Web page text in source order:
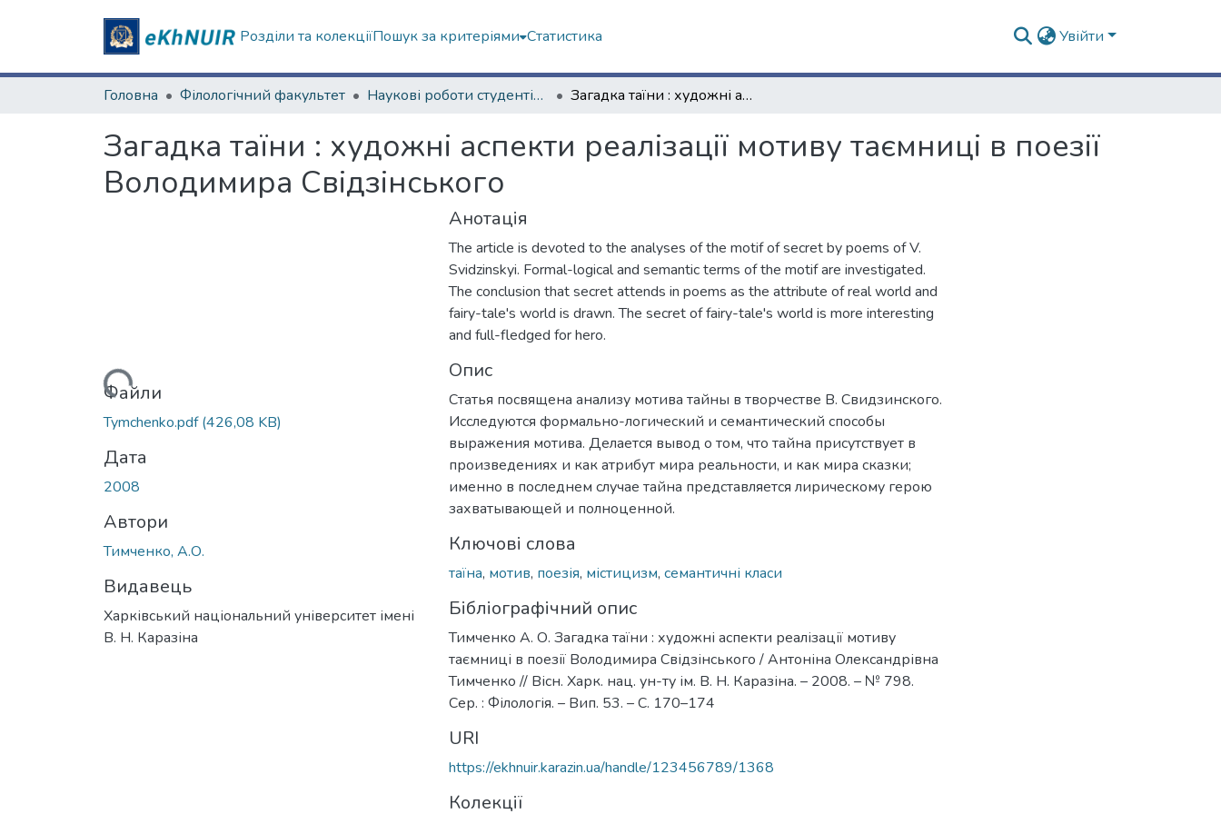
Розділи та колекціїПошук за критеріями Статистика Увійти
Головна Філологічний факультет Наукові роботи студентів та аспірантів. Філологічний факультет Загадка таїни : художні аспекти реалізації мотиву таємниці в поезії Володимира Свідзінського
Загадка таїни : художні аспекти реалізації мотиву таємниці в поезії
Володимира Свідзінського
Вантажиться...Файли
Tymchenko.pdf(426,08 KB)
Дата
2008
Автори
Тимченко, А.О.
Видавець
Харківський національний університет імені
В. Н. Каразіна
Анотація
The article is devoted to the analyses of the motif of secret by poems of V.
Svidzinskyi. Formal-logical and semantic terms of the motif are investigated.
The conclusion that secret attends in poems as the attribute of real world and
fairy-tale's world is drawn. The secret of fairy-tale's world is more interesting
and full-fledged for hero.
Опис
Статья посвящена анализу мотива тайны в творчестве В. Свидзинского.
Исследуются формально-логический и семантический способы
выражения мотива. Делается вывод о том, что тайна присутствует в
произведениях и как атрибут мира реальности, и как мира сказки;
именно в последнем случае тайна представляется лирическому герою
захватывающей и полноценной.
Ключові слова
таїна, мотив, поезія, містицизм, семантичні класи
Бібліографічний опис
Тимченко А. О. Загадка таїни : художні аспекти реалізації мотиву
таємниці в поезії Володимира Свідзінського / Антоніна Олександрівна
Тимченко // Вісн. Харк. нац. ун-ту ім. В. Н. Каразіна. – 2008. – № 798.
Сер. : Філологія. – Вип. 53. – С. 170–174
URI
https://ekhnuir.karazin.ua/handle/123456789/1368
Колекції